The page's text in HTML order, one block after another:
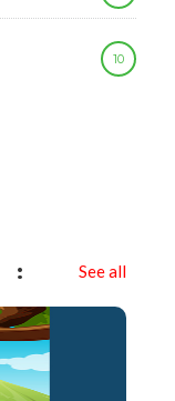
10
See all